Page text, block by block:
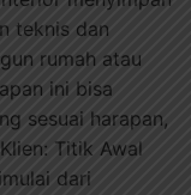
teknis dan
rumah atau
ini bisa
sesuai harapan,
Titik Awal
dari